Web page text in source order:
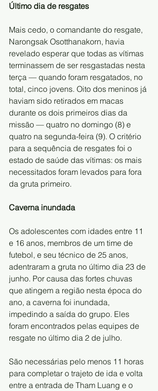
Último dia de resgates
Mais cedo, o comandante do resgate,
Narongsak Osotthanakorn, havia
revelado esperar que todas as vítimas
terminassem de ser resgastadas nesta
terça — quando foram resgatados, no
total, cinco jovens. Oito dos meninos já
haviam sido retirados em macas
durante os dois primeiros dias da
missão — quatro no domingo (8) e
quatro na segunda-feira (9). O critério
para a sequência de resgates foi o
estado de saúde das vítimas: os mais
necessitados foram levados para fora
da gruta primeiro.
Caverna inundada
Os adolescentes com idades entre 11
e 16 anos, membros de um time de
futebol, e seu técnico de 25 anos,
adentraram a gruta no último dia 23 de
junho. Por causa das fortes chuvas
que atingem a região nesta época do
ano, a caverna foi inundada,
impedindo a saída do grupo. Eles
foram encontrados pelas equipes de
resgate no último dia 2 de julho.
São necessárias pelo menos 11 horas
para completar o trajeto de ida e volta
entre a entrada de Tham Luang e o